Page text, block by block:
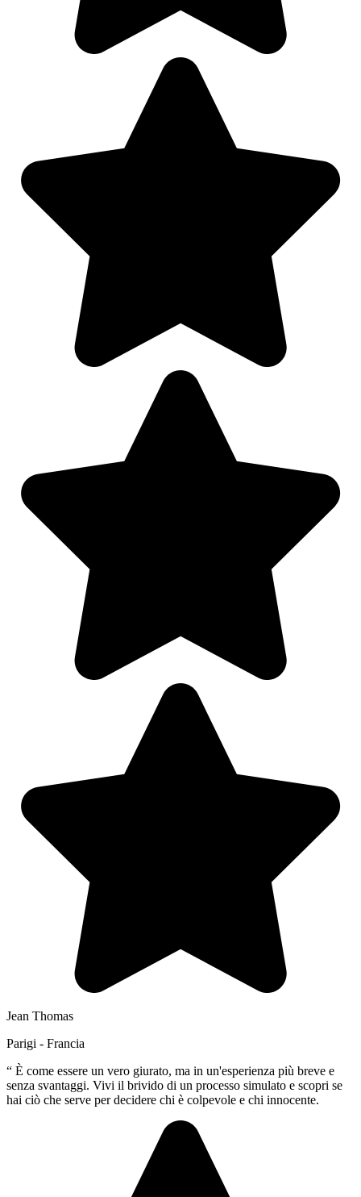
Jean Thomas
Parigi - Francia
“ È come essere un vero giurato, ma in un'esperienza più breve e
senza svantaggi. Vivi il brivido di un processo simulato e scopri se
hai ciò che serve per decidere chi è colpevole e chi innocente.